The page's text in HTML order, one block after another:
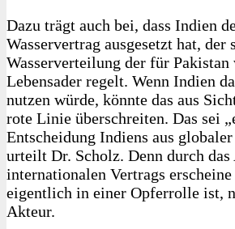
Dazu trägt auch bei, dass Indien
Wasservertrag ausgesetzt hat, der
Wasserverteilung der für
Lebensader regelt. Wenn Indien
nutzen würde, könnte das aus
rote Linie überschreiten. Das sei
Entscheidung Indiens aus
urteilt Dr. Scholz. Denn durch das
internationalen Vertrags
eigentlich in einer Opferrolle ist,
Akteur.